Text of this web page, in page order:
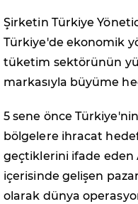
Şirketin Türkiye
Türkiye'de ekonomik
tüketim sektörünün
markasıyla büyüme
5 sene önce
bölgelere ihracat
geçtiklerini ifade eden
içerisinde gelişen
olarak dünya